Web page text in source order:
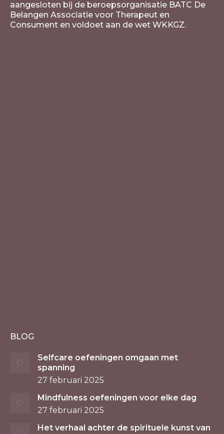
aangesloten bij de beroepsorganisatie BATC De
Belangen Associatie voor Therapeut en
Consument en voldoet aan de wet WKKGZ.
BLOG
Selfcare oefeningen omgaan met
spanning
27 februari 2025
Mindfulness oefeningen voor elke dag
27 februari 2025
Het verhaal achter de spirituele kunst van